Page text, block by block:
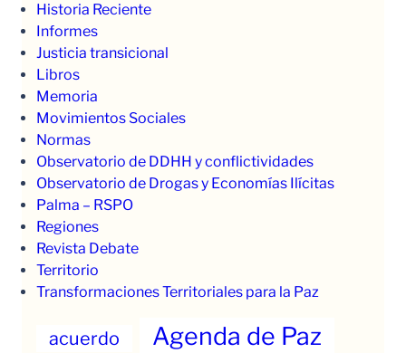
Historia Reciente
Informes
Justicia transicional
Libros
Memoria
Movimientos Sociales
Normas
Observatorio de DDHH y conflictividades
Observatorio de Drogas y Economías Ilícitas
Palma – RSPO
Regiones
Revista Debate
Territorio
Transformaciones Territoriales para la Paz
acuerdo Agenda de Paz